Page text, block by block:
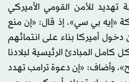
تهديد للأمن القومي الأميركي
«إيه بي سي». إذ قال: «إن منع
أميركا بناء على انتمائهم
المبادئ الرئيسية لبلادنا
وأضاف: «إن دعوة ترامب تهدد